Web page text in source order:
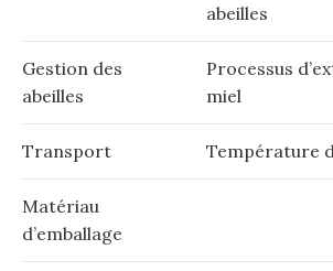
abeilles
Gestion des
abeilles
Processus
miel
Transport Température
Matériau
d’emballage